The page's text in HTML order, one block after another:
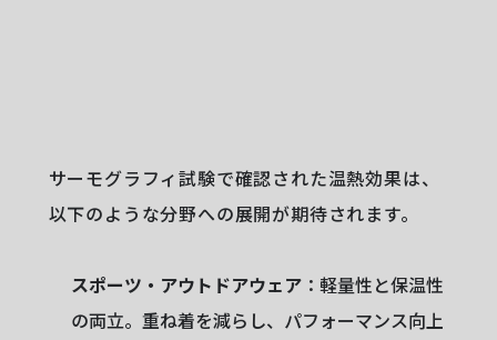
サーモグラフィ試験で確認された温熱効果は、
以下のような分野への展開が期待されます。
スポーツ・アウトドアウェア：軽量性と保温性
の両立。重ね着を減らし、パフォーマンス向上